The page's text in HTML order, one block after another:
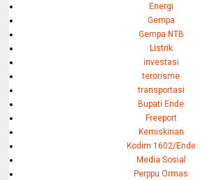
Energi
Gempa
Gempa NTB
Listrik
investasi
terorisme
transportasi
Bupati Ende
Freeport
Kemiskinan
Kodim 1602/Ende
Media Sosial
Perppu Ormas